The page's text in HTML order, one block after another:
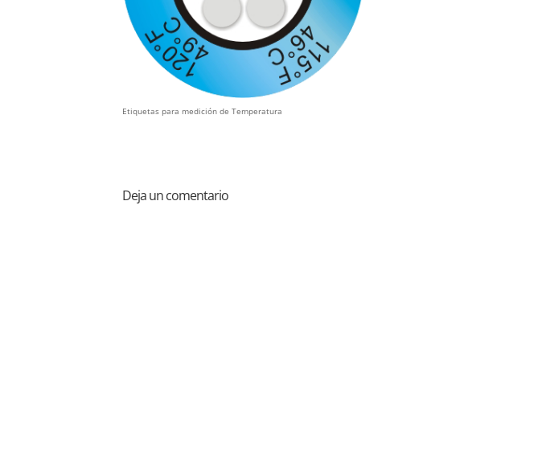
Etiquetas para medición de Temperatura
Deja un comentario